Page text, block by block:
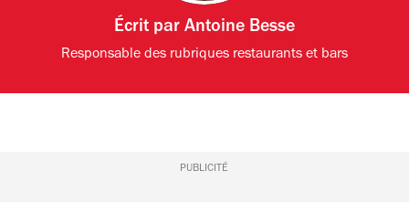
Écrit par Antoine Besse
Responsable des rubriques restaurants et bars
PUBLICITÉ